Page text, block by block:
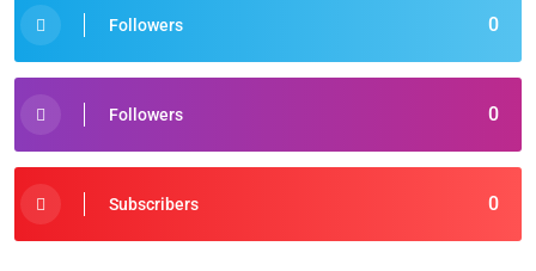
0
Followers
0
Followers
0
Subscribers